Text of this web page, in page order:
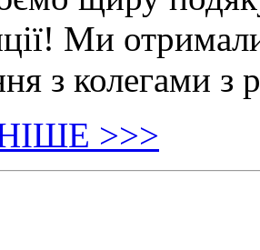
Ми
з колегами з
>>>